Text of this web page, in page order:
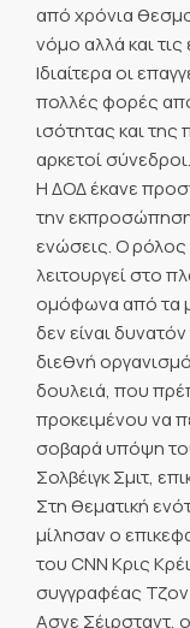
από χρόνια
νόμο αλλά και
Ιδιαίτερα οι
πολλές φορές
ισότητας και
αρκετοί σύνεδροι.
Η ΔΟΔ έκανε
την εκπροσώπηση
ενώσεις. Ο
λειτουργεί στο
ομόφωνα από τα
δεν είναι
διεθνή
δουλειά, που
προκειμένου να
σοβαρά υπόψη
Σολβέιγκ Σμιτ,
Στη θεματική
μίλησαν ο
του CNN Κρις
συγγραφέας Τζον
Ασνε Σέιρσταντ,